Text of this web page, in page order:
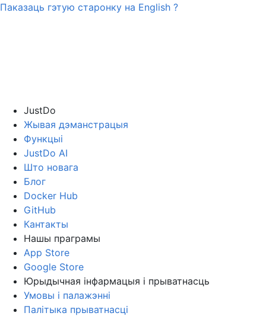
Паказаць гэтую старонку на English ?
JustDo
Жывая дэманстрацыя
Функцыі
JustDo AI
Што новага
Блог
Docker Hub
GitHub
Кантакты
Нашы праграмы
App Store
Google Store
Юрыдычная інфармацыя і прыватнасць
Умовы і палажэнні
Палітыка прыватнасці